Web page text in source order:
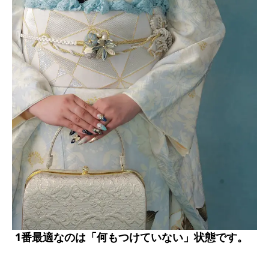
1番最適なのは「何もつけていない」状態です。